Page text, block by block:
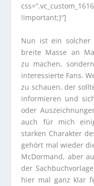
!important;}“]
Nun ist ein solcher
breite Masse an
zu machen,
interessierte Fans.
zu schauen, der
informieren und
oder
auch für mich
starken Charakter
gehört mal wieder
McDormand, aber
der
hier mal ganz klar